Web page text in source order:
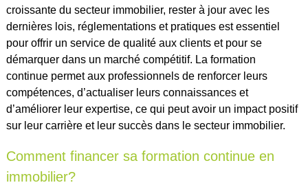
croissante du secteur immobilier, rester à jour avec les
dernières lois, réglementations et pratiques est essentiel
pour offrir un service de qualité aux clients et pour se
démarquer dans un marché compétitif. La formation
continue permet aux professionnels de renforcer leurs
compétences, d’actualiser leurs connaissances et
d’améliorer leur expertise, ce qui peut avoir un impact positif
sur leur carrière et leur succès dans le secteur immobilier.
Comment financer sa formation continue en
immobilier?